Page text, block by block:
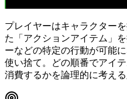
プレイヤーはキャラクター
た「アクションアイテム」
ーなどの特定の行動が可能
使い捨て。どの順番でアイ
消費するかを論理的に考える